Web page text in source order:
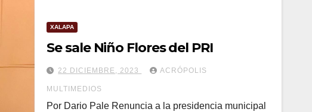
XALAPA
Se sale Niño Flores del PRI
22 DICIEMBRE, 2023 ACRÓPOLIS
MULTIMEDIOS
Por Dario Pale Renuncia a la presidencia municipal